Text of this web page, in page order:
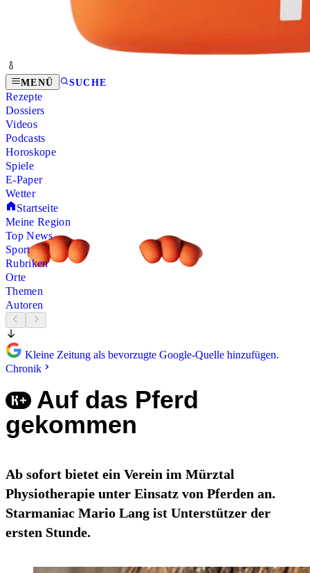
MENÜ SUCHE
Rezepte
Dossiers
Videos
Podcasts
Horoskope
Spiele
E-Paper
Wetter
Startseite
Meine Region
Top News
Sport
Rubriken
Orte
Themen
Autoren
Kleine Zeitung als bevorzugte Google-Quelle hinzufügen.
Chronik
Auf das Pferd
gekommen
Ab sofort bietet ein Verein im Mürztal
Physiotherapie unter Einsatz von Pferden an.
Starmaniac Mario Lang ist Unterstützer der
ersten Stunde.